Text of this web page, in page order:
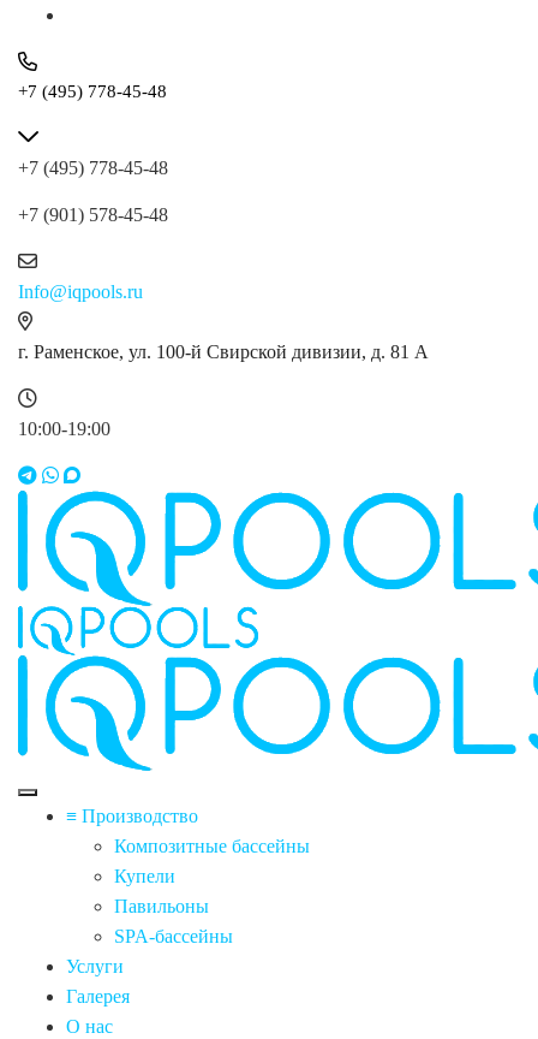
+7 (495) 778-45-48
+7 (495) 778-45-48
+7 (901) 578-45-48
Info@iqpools.ru
г. Раменское, ул. 100-й Свирской дивизии, д. 81 А
10:00-19:00
≡ Производство
Композитные бассейны
Купели
Павильоны
SPA-бассейны
Услуги
Галерея
О нас